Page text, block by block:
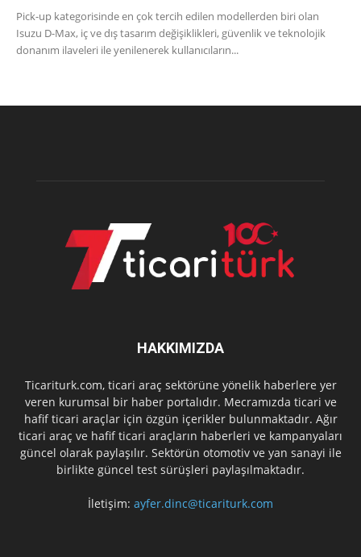
Pick-up kategorisinde en çok tercih edilen modellerden biri olan
Isuzu D-Max, iç ve dış tasarım değişiklikleri, güvenlik ve teknolojik
donanım ilaveleri ile yenilenerek kullanıcıların...
HAKKIMIZDA
Ticariturk.com, ticari araç sektörüne yönelik haberlere yer
veren kurumsal bir haber portalıdır. Mecramızda ticari ve
hafif ticari araçlar için özgün içerikler bulunmaktadır. Ağır
ticari araç ve hafif ticari araçların haberleri ve kampanyaları
güncel olarak paylaşılır. Sektörün otomotiv ve yan sanayi ile
birlikte güncel test sürüşleri paylaşılmaktadır.
İletişim: ayfer.dinc@ticariturk.com